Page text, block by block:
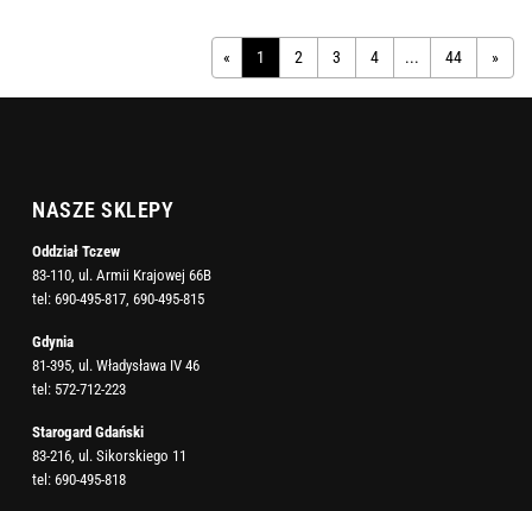
« 1 2 3 4 ... 44 »
NASZE SKLEPY
Oddział Tczew
83-110, ul. Armii Krajowej 66B
tel: 690-495-817 690-495-815
Gdynia
81-395, ul. Władysława IV 46
tel: 572-712-223
Starogard Gdański
83-216, ul. Sikorskiego 11
tel: 690-495-818